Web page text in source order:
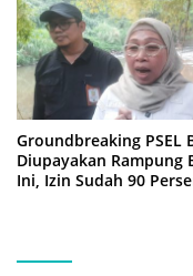
Groundbreaking PSEL
Diupayakan Rampung
Ini, Izin Sudah 90